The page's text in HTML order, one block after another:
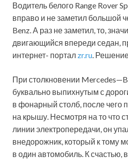
Водитель белого Range Rover
вправо и не заметил большой
Benz. А раз не заметил, то,
двигающийся впереди седан,
интернет- портал zr.ru.
При столкновении
буквально выпихнутым с
в фонарный столб, после чего
на крышу. Несмотря на то что
линии электропередачи, он
внедорожник, который к тому
в один автомобиль. К счастью,